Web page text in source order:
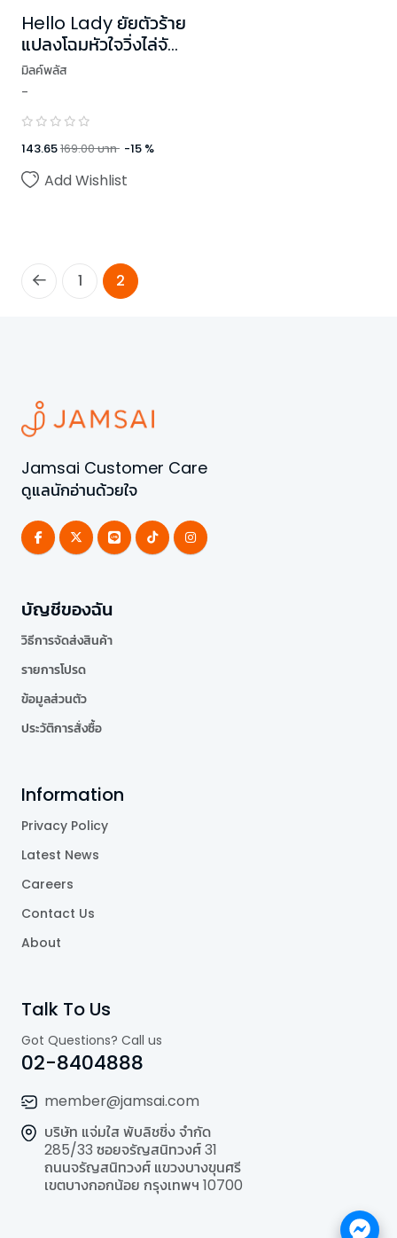
Hello Lady ยัยตัวร้าย
แปลงโฉมหัวใจวิ่งไล่จับ
รัก
มิลค์พลัส
-
143.65169.00บาท -15 %
Add Wishlist
1 2
Jamsai Customer Care
ดูแลนักอ่านด้วยใจ
บัญชีของฉัน
วิธีการจัดส่งสินค้า
รายการโปรด
ข้อมูลส่วนตัว
ประวัติการสั่งซื้อ
Information
Privacy Policy
Latest News
Careers
Contact Us
About
Talk To Us
Got Questions? Call us
02-8404888
member@jamsai.com
บริษัท แจ่มใส พับลิชชิ่ง จำกัด
285/33 ซอยจรัญสนิทวงศ์ 31
ถนนจรัญสนิทวงศ์ แขวงบางขุนศรี
เขตบางกอกน้อย กรุงเทพฯ 10700